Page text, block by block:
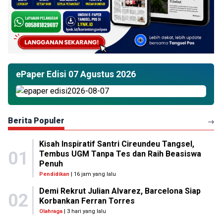
ePaper Edisi 07 Agustus 2026
Berita Populer
01
Kisah Inspiratif Santri Cireundeu Tangsel,
Tembus UGM Tanpa Tes dan Raih Beasiswa
Penuh
Pendidikan | 16 jam yang lalu
02
Demi Rekrut Julian Alvarez, Barcelona Siap
Korbankan Ferran Torres
Olahraga| 3 hari yang lalu